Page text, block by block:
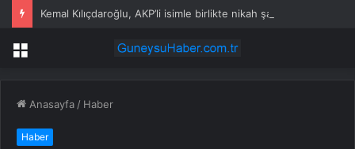
Kemal Kılıçdaroğlu, AKP’li isimle birlikte nikah şahitliği yaptı
Menü
Anasayfa / Haber
Haber